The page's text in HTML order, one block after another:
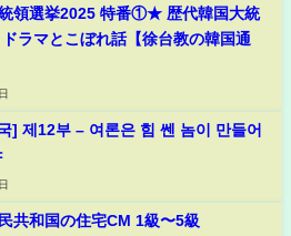
領選挙2025 特番①★ 歴代韓国大統
ラマとこぼれ話【徐台教の韓国通
] 제12부 – 여론은 힘 쎈 놈이 만들어
共和国の住宅CM 1級〜5級